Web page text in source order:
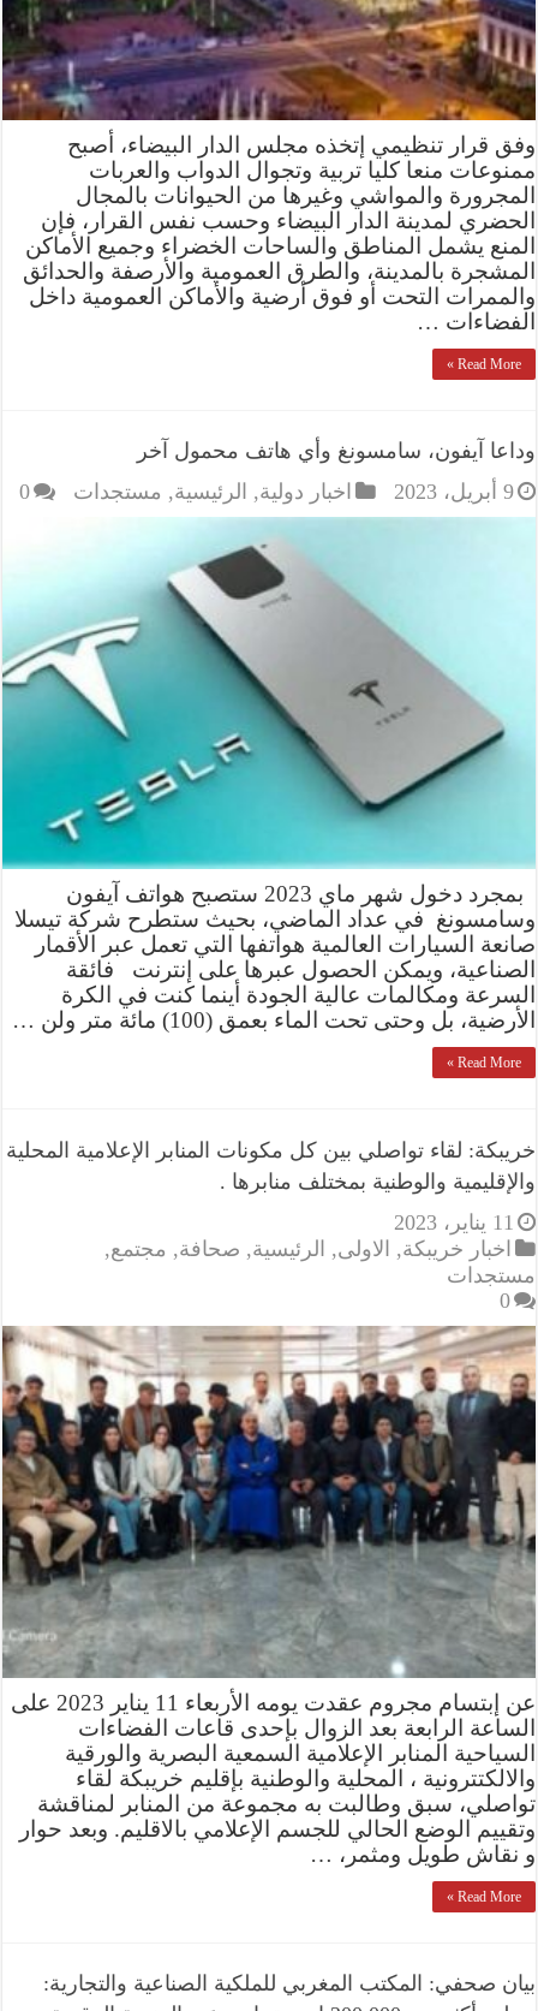
وفق قرار تنظيمي إتخذه مجلس الدار البيضاء، أصبح
ممنوعات منعا كليا تربية وتجوال الدواب والعربات
المجرورة والمواشي وغيرها من الحيوانات بالمجال
الحضري لمدينة الدار البيضاء وحسب نفس القرار، فإن
المنع يشمل المناطق والساحات الخضراء وجميع الأماكن
المشجرة بالمدينة، والطرق العمومية والأرصفة والحدائق
والممرات التحت أو فوق أرضية والأماكن العمومية داخل
الفضاءات …
Read More »
وداعا آيفون، سامسونغ وأي هاتف محمول آخر
9 أبريل، 2023
اخبار دولية, الرئيسية, مستجدات 0
بمجرد دخول شهر ماي 2023 ستصبح هواتف آيفون
وسامسونغ في عداد الماضي، بحيث ستطرح شركة تيسلا
صانعة السيارات العالمية هواتفها التي تعمل عبر الأقمار
الصناعية، ويمكن الحصول عبرها على إنترنت فائقة
السرعة ومكالمات عالية الجودة أينما كنت في الكرة
الأرضية، بل وحتى تحت الماء بعمق (100) مائة متر ولن …
Read More »
خريبكة: لقاء تواصلي بين كل مكونات المنابر الإعلامية المحلية
والإقليمية والوطنية بمختلف منابرها .
11 يناير، 2023
اخبار خريبكة, الاولى, الرئيسية, صحافة, مجتمع,
مستجدات
0
عن إبتسام مجروم عقدت يومه الأربعاء 11 يناير 2023 على
الساعة الرابعة بعد الزوال بإحدى قاعات الفضاءات
السياحية المنابر الإعلامية السمعية البصرية والورقية
والالكتترونية ، المحلية والوطنية بإقليم خريبكة لقاء
تواصلي، سبق وطالبت به مجموعة من المنابر لمناقشة
وتقييم الوضع الحالي للجسم الإعلامي بالاقليم. وبعد حوار
و نقاش طويل ومثمر، …
Read More »
بيان صحفي: المكتب المغربي للملكية الصناعية والتجارية: